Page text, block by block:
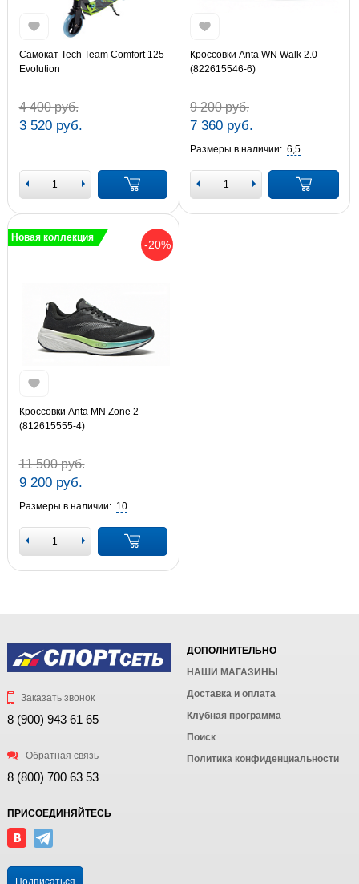
Самокат Tech Team Comfort 125
Evolution
4 400 руб.
3 520 руб.
Кроссовки Anta WN Walk 2.0
(822615546-6)
9 200 руб.
7 360 руб.
Размеры в наличии: 6,5
-20%
Новая коллекция
Кроссовки Anta MN Zone 2
(812615555-4)
11 500 руб.
9 200 руб.
Размеры в наличии: 10
Заказать звонок
8 (900) 943 61 65
Обратная связь
8 (800) 700 63 53
ДОПОЛНИТЕЛЬНО
НАШИ МАГАЗИНЫ
Доставка и оплата
Клубная программа
Поиск
Политика конфиденциальности
ПРИСОЕДИНЯЙТЕСЬ
Подписаться